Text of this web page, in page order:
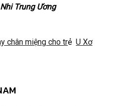
Trung Ương
chân miệng cho trẻ U Xơ